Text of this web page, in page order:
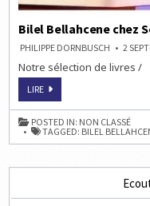
Bilel Bellahcene chez
PHILIPPE DORNBUSCH 2
Notre sélection de livres /
LIREBILEL
CHEZ
SOPHIE
DAVANT
POSTED IN: NON CLASSÉ
TAGGED: BILEL